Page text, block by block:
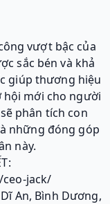
vượt bậc của
sắc bén và khả
giúp thương hiệu
hội mới cho người
phân tích con
những đóng góp
này.
jack/
An, Bình Dương,